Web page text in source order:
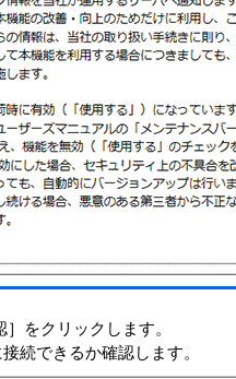
］をクリックします。
続できるか確認します。